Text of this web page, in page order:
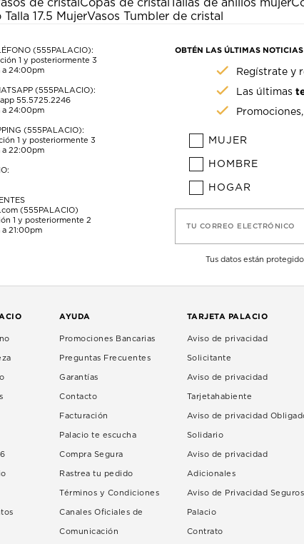
acción
abrirá
formulario
de
envío.
de cristal Copas de cristal Tallas de anillos mujer
17.5 MujerVasos Tumbler de cristal
(555PALACIO):
1 y posteriormente 3
a 24:00pm
(555PALACIO):
55.5725.2246
a 24:00pm
(555PALACIO):
1 y posteriormente 3
a 22:00pm
(555PALACIO)
1 y posteriormente 2
21:00pm
OBTÉN LAS ÚLTIMAS
Regístrate y
Las últimas
Promociones,
MUJER
HOMBRE
HOGAR
TU CORREO ELECTRÓNICO
Tus datos están
AYUDA
Promociones Bancarias
Preguntas Frecuentes
Garantías
Contacto
Facturación
Palacio te escucha
Compra Segura
Rastrea tu pedido
Términos y Condiciones
Canales Oficiales de
Comunicación
TARJETA PALACIO
Aviso de privacidad
Solicitante
Aviso de privacidad
Tarjetahabiente
Aviso de privacidad
Solidario
Aviso de privacidad
Adicionales
Aviso de Privacidad Seguros
Palacio
Contrato